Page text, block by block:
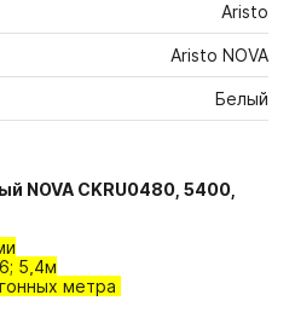
Aristo
Aristo NOVA
Белый
NOVA CKRU0480, 5400,
5,4м
метра